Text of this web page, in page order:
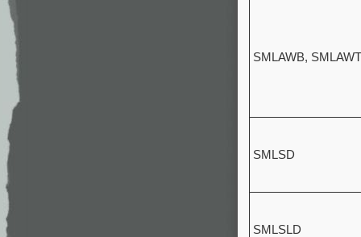
SMLAWB, SMLAWT
SMLSD
SMLSLD